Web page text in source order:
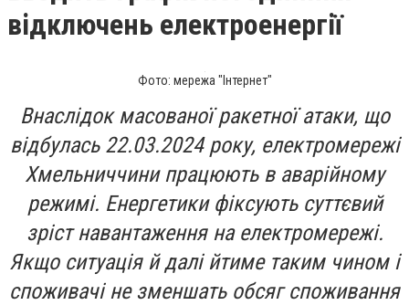
відключень електроенергії
Фото: мережа "Інтернет"
Внаслідок масованої ракетної атаки, що
відбулась 22.03.2024 року, електромережі
Хмельниччини працюють в аварійному
режимі. Енергетики фіксують суттєвий
зріст навантаження на електромережі.
Якщо ситуація й далі йтиме таким чином і
споживачі не зменшать обсяг споживання